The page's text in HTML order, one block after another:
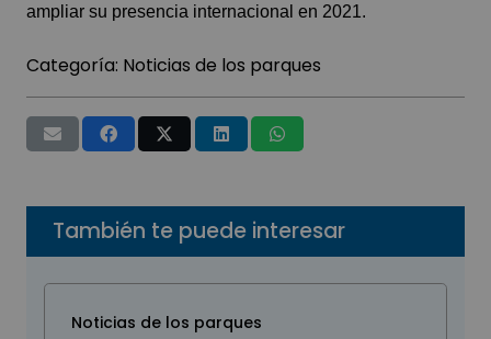
ampliar su presencia internacional en 2021.
Categoría: Noticias de los parques
También te puede interesar
Noticias de los parques